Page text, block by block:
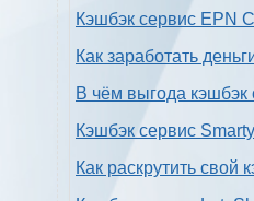
Кэшбэк сервис EPN
Как заработать
В чём выгода кэшбэк
Кэшбэк сервис
Как раскрутить свой